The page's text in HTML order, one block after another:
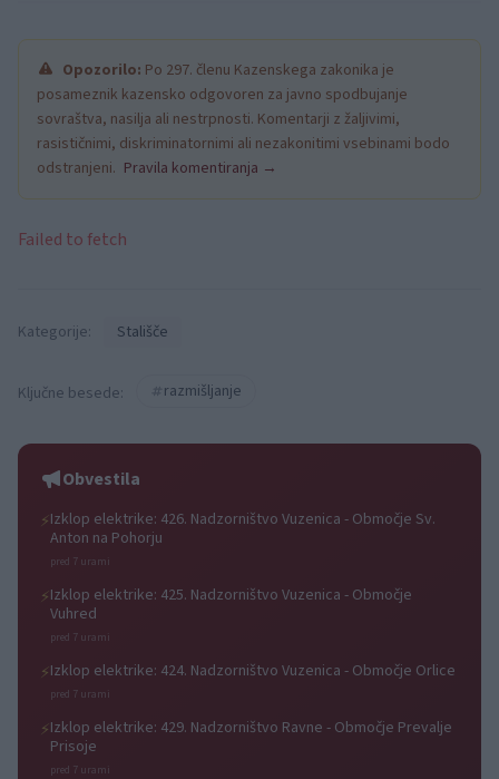
Opozorilo: Po 297. členu Kazenskega zakonika je
posameznik kazensko odgovoren za javno spodbujanje
sovraštva, nasilja ali nestrpnosti. Komentarji z žaljivimi,
rasističnimi, diskriminatornimi ali nezakonitimi vsebinami bodo
odstranjeni. Pravila komentiranja →
Failed to fetch
Kategorije: Stališče
Ključne besede: razmišljanje
Obvestila
⚡Izklop elektrike: 426. Nadzorništvo Vuzenica - Območje Sv.
Anton na Pohorju
pred 7 urami
⚡Izklop elektrike: 425. Nadzorništvo Vuzenica - Območje
Vuhred
pred 7 urami
⚡Izklop elektrike: 424. Nadzorništvo Vuzenica - Območje Orlice
pred 7 urami
⚡Izklop elektrike: 429. Nadzorništvo Ravne - Območje Prevalje
Prisoje
pred 7 urami